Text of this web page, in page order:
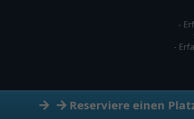
-
-
Reserviere einen